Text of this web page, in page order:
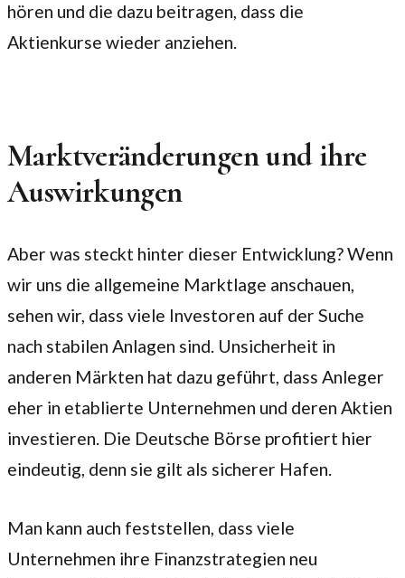
hören und die dazu beitragen, dass die
Aktienkurse wieder anziehen.
Marktveränderungen und ihre
Auswirkungen
Aber was steckt hinter dieser Entwicklung? Wenn
wir uns die allgemeine Marktlage anschauen,
sehen wir, dass viele Investoren auf der Suche
nach stabilen Anlagen sind. Unsicherheit in
anderen Märkten hat dazu geführt, dass Anleger
eher in etablierte Unternehmen und deren Aktien
investieren. Die Deutsche Börse profitiert hier
eindeutig, denn sie gilt als sicherer Hafen.
Man kann auch feststellen, dass viele
Unternehmen ihre Finanzstrategien neu